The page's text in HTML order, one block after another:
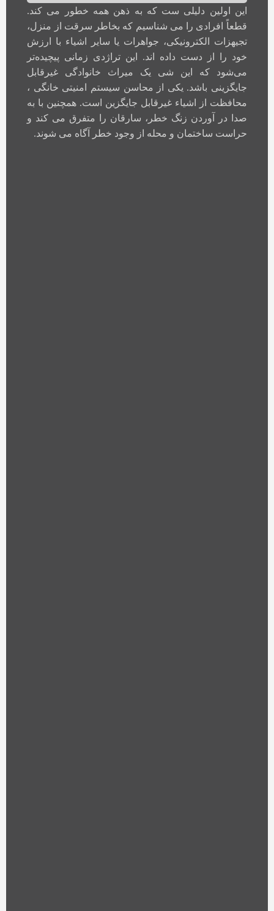
این اولین دلیلی ست که به ذهن همه خطور می کند.
قطعاً افرادی را می شناسیم که بخاطر سرقت از منزل،
تجیهزات الکترونیکی، جواهرات یا سایر اشیاء با ارزش
خود را از دست داده اند. این تراژدی زمانی پیچیده‌تر
می‌شود که این شی یک میراث خانوادگی غیرقابل
جایگزینی باشد. یکی از محاسن سیستم امنیتی خانگی ،
محافظت از اشیاء غیرقابل جایگزین است. همچنین با به
صدا در آوردن زنگ خطر، سارقان را متفرق می کند و
حراست ساختمان و محله از وجود خطر آگاه می شوند.